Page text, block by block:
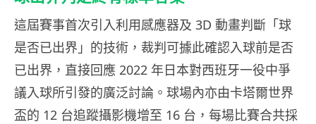
這屆賽事首次引入利用感應器及 3D 動畫判斷「球
是否已出界」的技術，裁判可據此確認入球前是否
已出界，直接回應 2022 年日本對西班牙一役中爭
議入球所引發的廣泛討論。球場內亦由卡塔爾世界
盃的 12 台追蹤攝影機增至 16 台，每場比賽合共採